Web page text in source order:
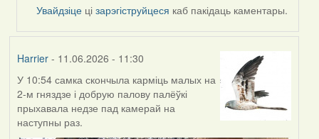
Увайдзіце цізарэгіструйцеся каб пакідаць каментары.
Harrier- 11.06.2026 - 11:30
У 10:54 самка скончыла карміць малых на
2-м гняздзе і добрую палову палёўкі
прыхавала недзе пад камерай на
наступны раз.